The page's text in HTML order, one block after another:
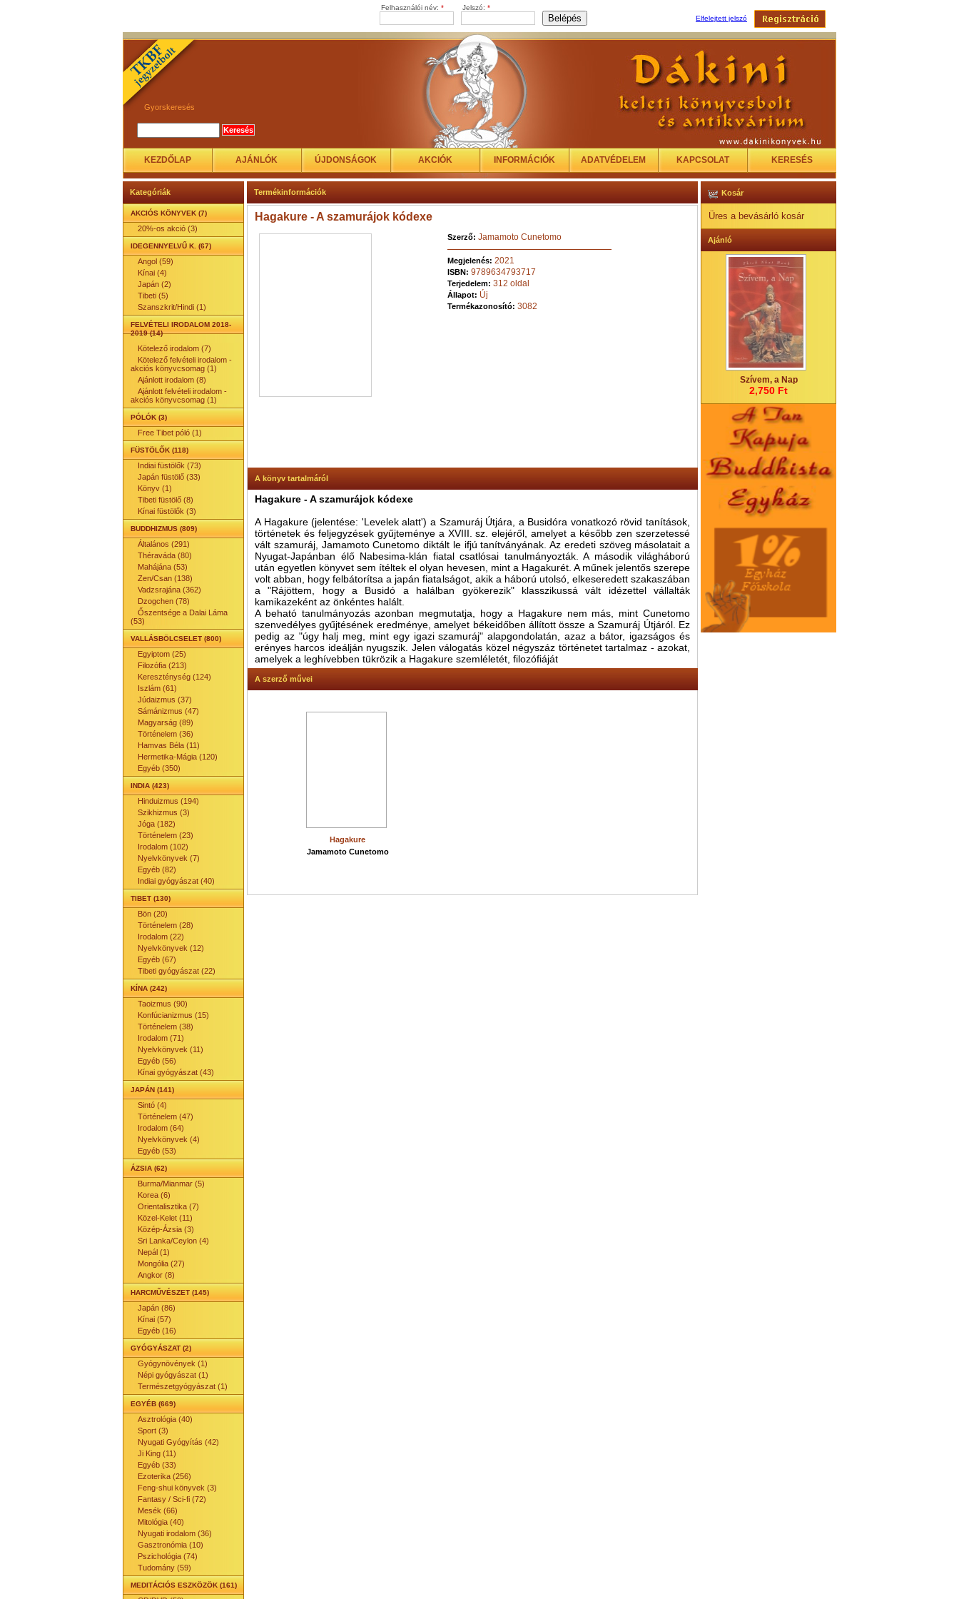
Felhasználói név: * Jelszó: *
Elfelejtett jelszó
Gyorskeresés
KEZDŐLAP AJÁNLÓK ÚJDONSÁGOK AKCIÓK INFORMÁCIÓK ADATVÉDELEM KAPCSOLAT KERESÉS
Kategóriák
AKCIÓS KÖNYVEK (7)
20%-os akció (3)
IDEGENNYELVŰ K. (67)
Angol (59)
Kínai (4)
Japán (2)
Tibeti (5)
Szanszkrit/Hindi (1)
FELVÉTELI IRODALOM 2018-
2019 (14)
Kötelező irodalom (7)
Kötelező felvételi irodalom -
akciós könyvcsomag (1)
Ajánlott irodalom (8)
Ajánlott felvételi irodalom -
akciós könyvcsomag (1)
PÓLÓK (3)
Free Tibet póló (1)
FÜSTÖLŐK (118)
Indiai füstölők (73)
Japán füstölő (33)
Könyv (1)
Tibeti füstölő (8)
Kínai füstölők (3)
BUDDHIZMUS (809)
Általános (291)
Théraváda (80)
Mahájána (53)
Zen/Csan (138)
Vadzsrajána (362)
Dzogchen (78)
Őszentsége a Dalai Láma
(53)
VALLÁSBÖLCSELET (800)
Egyiptom (25)
Filozófia (213)
Kereszténység (124)
Iszlám (61)
Júdaizmus (37)
Sámánizmus (47)
Magyarság (89)
Történelem (36)
Hamvas Béla (11)
Hermetika-Mágia (120)
Egyéb (350)
INDIA (423)
Hinduizmus (194)
Szikhizmus (3)
Jóga (182)
Történelem (23)
Irodalom (102)
Nyelvkönyvek (7)
Egyéb (82)
Indiai gyógyászat (40)
TIBET (130)
Bön (20)
Történelem (28)
Irodalom (22)
Nyelvkönyvek (12)
Egyéb (67)
Tibeti gyógyászat (22)
KÍNA (242)
Taoizmus (90)
Konfúcianizmus (15)
Történelem (38)
Irodalom (71)
Nyelvkönyvek (11)
Egyéb (56)
Kínai gyógyászat (43)
JAPÁN (141)
Sintó (4)
Történelem (47)
Irodalom (64)
Nyelvkönyvek (4)
Egyéb (53)
ÁZSIA (62)
Burma/Mianmar (5)
Korea (6)
Orientalisztika (7)
Közel-Kelet (11)
Közép-Ázsia (3)
Sri Lanka/Ceylon (4)
Nepál (1)
Mongólia (27)
Angkor (8)
HARCMŰVÉSZET (145)
Japán (86)
Kínai (57)
Egyéb (16)
GYÓGYÁSZAT (2)
Gyógynövények (1)
Népi gyógyászat (1)
Természetgyógyászat (1)
EGYÉB (669)
Asztrológia (40)
Sport (3)
Nyugati Gyógyítás (42)
Ji King (11)
Egyéb (33)
Ezoterika (256)
Feng-shui könyvek (3)
Fantasy / Sci-fi (72)
Mesék (66)
Mitológia (40)
Nyugati irodalom (36)
Gasztronómia (10)
Pszichológia (74)
Tudomány (59)
MEDITÁCIÓS ESZKÖZÖK (161)
Kosár
Üres a bevásárló kosár
Ajánló
Szívem, a Nap
2,750 Ft
Termékinformációk
Hagakure - A szamurájok kódexe
Szerző: Jamamoto Cunetomo
Megjelenés: 2021
ISBN: 9789634793717
Terjedelem: 312 oldal
Állapot: Új
Termékazonosító: 3082
A könyv tartalmáról
Hagakure - A szamurájok kódexe
A Hagakure (jelentése: 'Levelek alatt') a Szamuráj Útjára, a Busidóra vonatkozó rövid tanítások,
történetek és feljegyzések gyűjteménye a XVIII. sz. elejéről, amelyet a később zen szerzetessé
vált szamuráj, Jamamoto Cunetomo diktált le ifjú tanítványának. Az eredeti szöveg másolatait a
Nyugat-Japánban élő Nabesima-klán fiatal csatlósai tanulmányozták. A második világháború
után egyetlen könyvet sem ítéltek el olyan hevesen, mint a Hagakurét. A műnek jelentős szerepe
volt abban, hogy felbátorítsa a japán fiatalságot, akik a háború utolsó, elkeseredett szakaszában
a "Rájöttem, hogy a Busidó a halálban gyökerezik" klasszikussá vált idézettel vállalták
kamikazeként az önkéntes halált.
A beható tanulmányozás azonban megmutatja, hogy a Hagakure nem más, mint Cunetomo
szenvedélyes gyűjtésének eredménye, amelyet békeidőben állított össze a Szamuráj Útjáról. Ez
pedig az "úgy halj meg, mint egy igazi szamuráj" alapgondolatán, azaz a bátor, igazságos és
erényes harcos ideálján nyugszik. Jelen válogatás közel négyszáz történetet tartalmaz - azokat,
amelyek a leghívebben tükrözik a Hagakure szemléletét, filozófiáját
A szerző művei
Hagakure
Jamamoto Cunetomo